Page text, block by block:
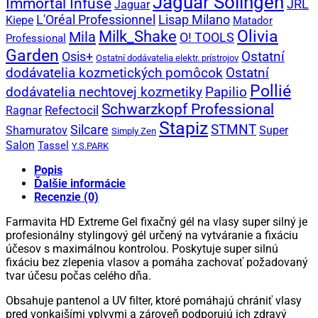
Jaguar JRL
Kiepe L'Oréal Professionnel Lisap Milano Matador
Professional Mila Milk_Shake O! TOOLS Olivia
Garden Osis+ Ostatní dodávatelia elektr. prístrojov Ostatní
dodávatelia kozmetických pomôcok Ostatní
dodávatelia nechtovej kozmetiky Papilio Pollié
Ragnar Refectocil Schwarzkopf Professional
Shamuratov Silcare Simply Zen StapizSTMNT Super
Salon Tassel Y.S.PARK
Popis
Ďalšie informácie
Recenzie (0)
Farmavita HD Extreme Gel fixačný gél na vlasy super silný je
profesionálny stylingový gél určený na vytváranie a fixáciu
účesov s maximálnou kontrolou. Poskytuje super silnú
fixáciu bez zlepenia vlasov a pomáha zachovať požadovaný
tvar účesu počas celého dňa.
Obsahuje pantenol a UV filter, ktoré pomáhajú chrániť vlasy
pred vonkajšími vplyvmi a zároveň podporujú ich zdravý